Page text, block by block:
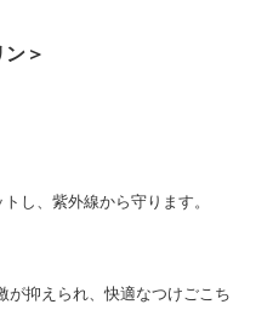
＞
し、紫外線から守ります。
が抑えられ、快適なつけごこち